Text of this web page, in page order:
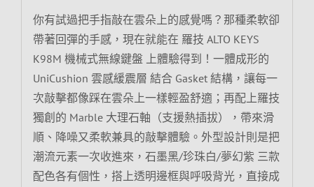
你有試過把手指敲在雲朵上的感覺嗎？那種柔軟卻
帶著回彈的手感，現在就能在 羅技 ALTO KEYS
K98M 機械式無線鍵盤 上體驗得到！一體成形的
UniCushion 雲感緩震層 結合 Gasket 結構，讓每一
次敲擊都像踩在雲朵上一樣輕盈舒適；再配上羅技
獨創的 Marble 大理石軸（支援熱插拔），帶來滑
順、降噪又柔軟兼具的敲擊體驗。外型設計則是把
潮流元素一次收進來，石墨黑/珍珠白/夢幻紫 三款
配色各有個性，搭上透明邊框與呼吸背光，直接成